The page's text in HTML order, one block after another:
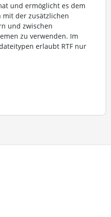
und ermöglicht es dem
mit der zusätzlichen
und zwischen
zu verwenden. Im
erlaubt RTF nur